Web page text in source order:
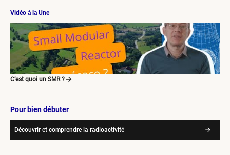
Vidéo à la Une
C’est quoi un SMR ?
Pour bien débuter
Découvrir et comprendre la radioactivité